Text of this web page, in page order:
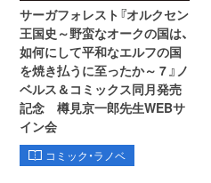
サーガフォレスト『オルクセン
王国史～野蛮なオークの国は、
如何にして平和なエルフの国
を焼き払うに至ったか～ 7 』ノ
ベルス＆コミックス同月発売
記念 樽見京一郎先生WEBサ
イン会
コミック・ラノベ